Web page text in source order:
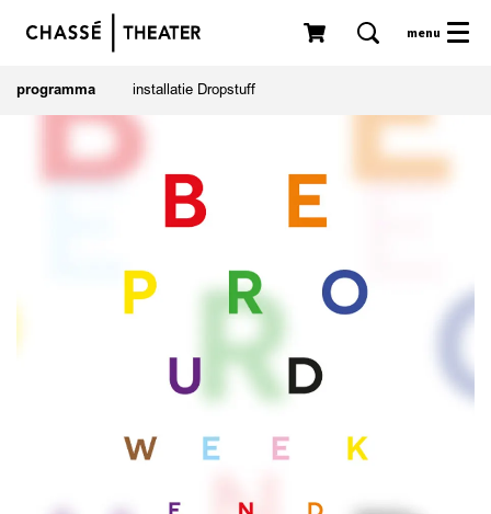
menu
programma installatie Dropstuff